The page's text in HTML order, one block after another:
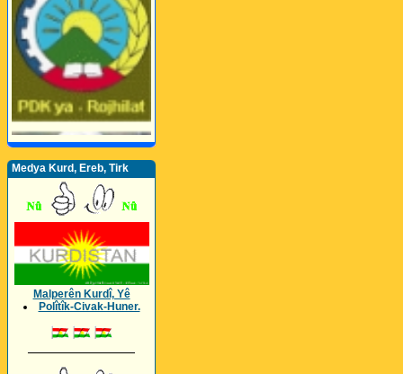
Medya Kurd, Ereb, Tirk
Malperên Kurdî, Yê
Polîtîk-Civak-Huner.